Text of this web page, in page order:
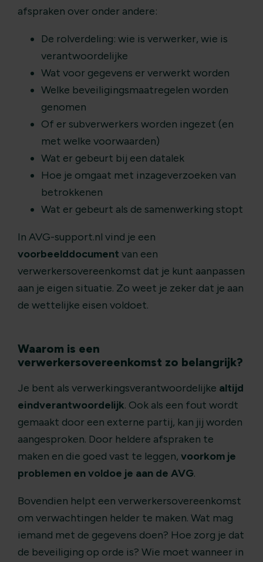
afspraken over onder andere:
De rolverdeling: wie is verwerker, wie is
verantwoordelijke
Wat voor gegevens er verwerkt worden
Welke beveiligingsmaatregelen worden
genomen
Of er subverwerkers worden ingezet (en
met welke voorwaarden)
Wat er gebeurt bij een datalek
Hoe je omgaat met inzageverzoeken van
betrokkenen
Wat er gebeurt als de samenwerking stopt
In AVG-support.nl vind je een
voorbeelddocument van een
verwerkersovereenkomst dat je kunt aanpassen
aan je eigen situatie. Zo weet je zeker dat je aan
de wettelijke eisen voldoet.
Waarom is een
verwerkersovereenkomst zo belangrijk?
Je bent als verwerkingsverantwoordelijke altijd
eindverantwoordelijk. Ook als een fout wordt
gemaakt door een externe partij, kan jij worden
aangesproken. Door heldere afspraken te
maken en die goed vast te leggen, voorkom je
problemen en voldoe je aan de AVG.
Bovendien helpt een verwerkersovereenkomst
om verwachtingen helder te maken. Wat mag
iemand met de gegevens doen? Hoe zorg je dat
de beveiliging op orde is? Wie moet wanneer in